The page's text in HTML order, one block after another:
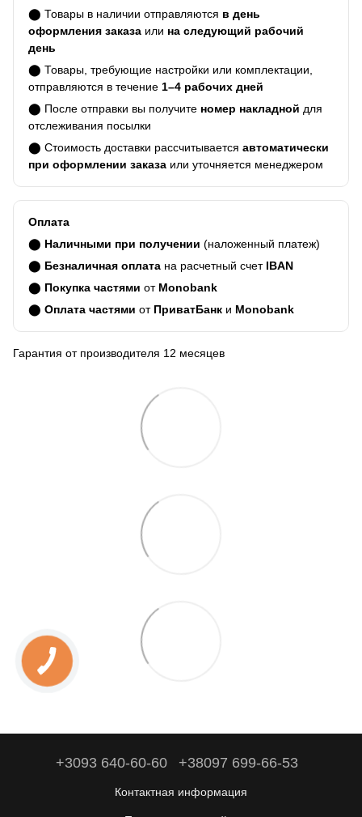
⬤ Товары в наличии отправляются в день
оформления заказа или на следующий рабочий
день
⬤ Товары, требующие настройки или комплектации,
отправляются в течение 1–4 рабочих дней
⬤ После отправки вы получите номер накладной для
отслеживания посылки
⬤ Стоимость доставки рассчитывается автоматически
при оформлении заказа или уточняется менеджером
Оплата
⬤ Наличными при получении (наложенный платеж)
⬤ Безналичная оплата на расчетный счет IBAN
⬤ Покупка частями от Monobank
⬤ Оплата частями от ПриватБанк и Monobank
Гарантия от производителя 12 месяцев
+3093 640-60-60 +38097 699-66-53
Контактная информация